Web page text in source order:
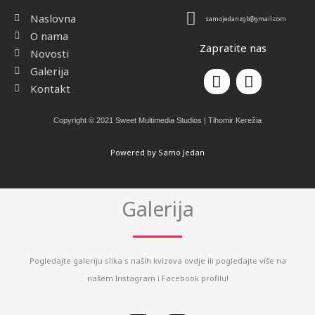
Naslovna
O nama
Novosti
Galerija
Kontakt
samojedanzgb@gmail.com
Zapratite nas
F
a
e
k
I
n
t
a
Copyright © 2021 Sweet Multimedia Studios | Tihomir Kerežia
Powered by Samo Jedan
Galerija
Pogledajte galeriju slika s naših kvizova ovdje ili pogledajte više na
našem Instagram i Facebook profilu!